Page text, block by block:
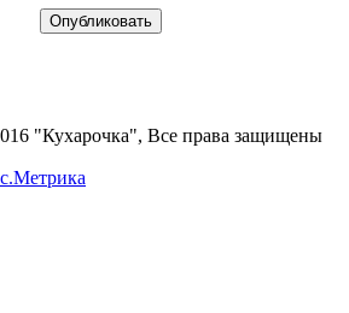
"Кухарочка", Все права защищены